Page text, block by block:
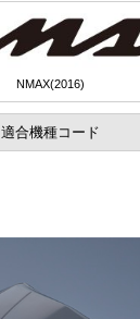
NMAX(2016)
適合機種コード